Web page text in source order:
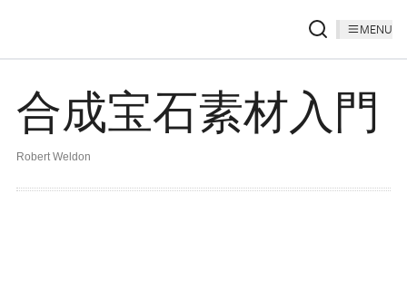
MENU
合成宝石素材入門
Robert Weldon